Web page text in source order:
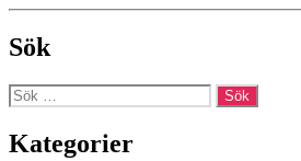
Sök
Sök
efter:
Kategorier